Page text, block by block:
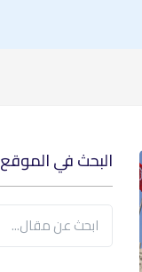
البحث في الموقع